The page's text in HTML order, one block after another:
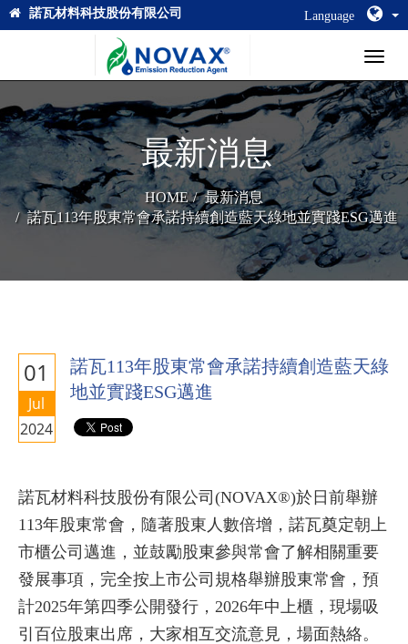
諾瓦材料科技股份有限公司 Language
Toggle
最新消息
HOME
最新消息
諾瓦113年股東常會承諾持續創造藍天綠地並實踐ESG邁進
01
Jul
2024
諾瓦113年股東常會承諾持續創造藍天綠
地並實踐ESG邁進
諾瓦材料科技股份有限公司(NOVAX®)於日前舉辦
113年股東常會，隨著股東人數倍增，諾瓦奠定朝上
市櫃公司邁進，並鼓勵股東參與常會了解相關重要
發展事項，完全按上市公司規格舉辦股東常會，預
計2025年第四季公開發行，2026年中上櫃，現場吸
引百位股東出席，大家相互交流意見，場面熱絡。